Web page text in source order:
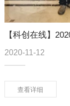
2020-11-12
查看详细